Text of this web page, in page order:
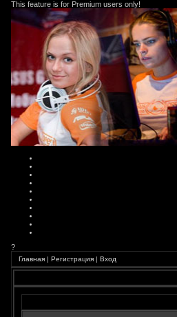
This feature is for Premium users only!
?
Главная | Регистрация | Вход